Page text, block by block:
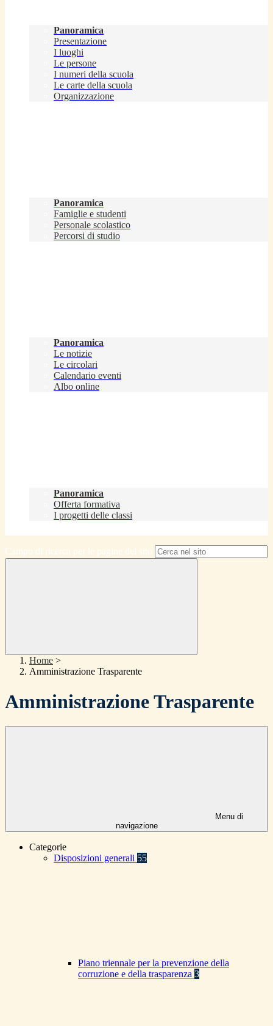
Panoramica
Presentazione
I luoghi
Le persone
I numeri della scuola
Le carte della scuola
Organizzazione
Panoramica
Famiglie e studenti
Personale scolastico
Percorsi di studio
Panoramica
Le notizie
Le circolari
Calendario eventi
Albo online
Panoramica
Offerta formativa
I progetti delle classi
Campo di ricerca per le pagine del sito
Home >
Amministrazione Trasparente
Amministrazione Trasparente
Menu di
navigazione
Categorie
Disposizioni generali 55
Piano triennale per la prevenzione della
corruzione e della trasparenza 3